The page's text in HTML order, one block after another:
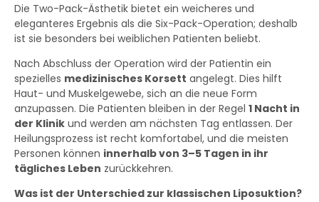
Die Two-Pack-Ästhetik bietet ein weicheres und
eleganteres Ergebnis als die Six-Pack-Operation; deshalb
ist sie besonders bei weiblichen Patienten beliebt.
Nach Abschluss der Operation wird der Patientin ein
spezielles medizinisches Korsett angelegt. Dies hilft
Haut- und Muskelgewebe, sich an die neue Form
anzupassen. Die Patienten bleiben in der Regel 1 Nacht in
der Klinik und werden am nächsten Tag entlassen. Der
Heilungsprozess ist recht komfortabel, und die meisten
Personen können innerhalb von 3–5 Tagen in ihr
tägliches Leben zurückkehren.
Was ist der Unterschied zur klassischen Liposuktion?